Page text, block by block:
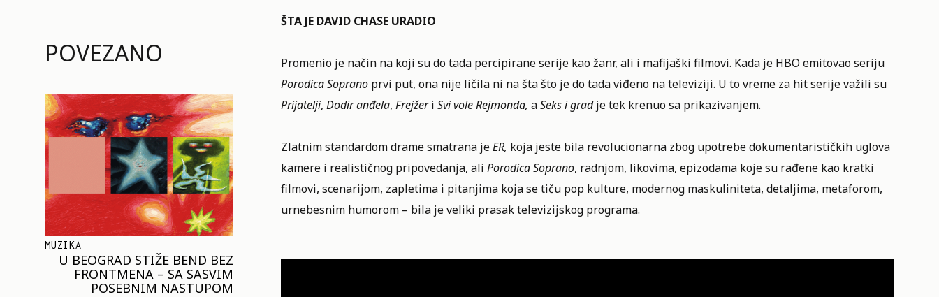
POVEZANO
MUZIKA
U BEOGRAD STIŽE BEND BEZ
FRONTMENA – SA SASVIM
POSEBNIM NASTUPOM
ŠTA JE DAVID CHASE URADIO
Promenio je način na koji su do tada percipirane serije kao žanr, ali i mafijaški filmovi. Kada je HBO emitovao seriju
Porodica Sopranoprvi put, ona nije ličila ni na šta što je do tada viđeno na televiziji. U to vreme za hit serije važili su
Prijatelji, Dodir anđela, Frejžeri Svi vole Rejmonda, aSeks i gradje tek krenuo sa prikazivanjem.
Zlatnim standardom drame smatrana jeER, koja jeste bila revolucionarna zbog upotrebe dokumentarističkih uglova
kamere i realističnog pripovedanja, ali Porodica Soprano, radnjom, likovima, epizodama koje su rađene kao kratki
filmovi, scenarijom, zapletima i pitanjima koja se tiču pop kulture, modernog maskuliniteta, detaljima, metaforom,
urnebesnim humorom – bila je veliki prasak televizijskog programa.